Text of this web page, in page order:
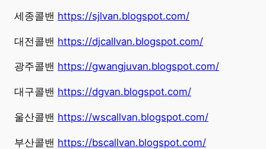
세종콜밴 https://sjlvan.blogspot.com/
대전콜밴 https://djcallvan.blogspot.com/
광주콜밴 https://gwangjuvan.blogspot.com/
대구콜밴 https://dgvan.blogspot.com/
울산콜밴 https://wscallvan.blogspot.com/
부산콜밴 https://bscallvan.blogspot.com/